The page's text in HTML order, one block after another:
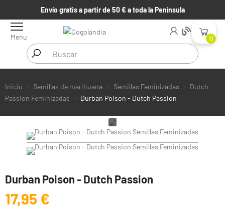
Envío gratis a partir de 50 € a toda la Península
Menu 0
Inicio Semillas de marihuana Semillas Feminizadas
Dutch
Passion Feminizadas
Durban Poison - Dutch Passion
Durban Poison - Dutch Passion
17,95 €